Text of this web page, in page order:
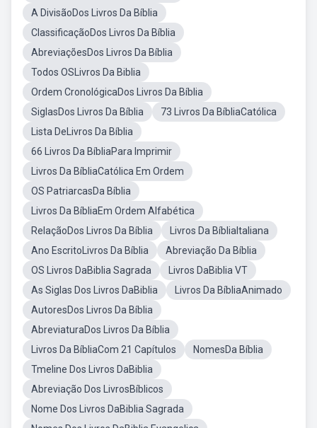
A DivisãoDos Livros Da Bíblia
ClassificaçãoDos Livros Da Bíblia
AbreviaçõesDos Livros Da Bíblia
Todos OSLivros Da Biblia
Ordem CronológicaDos Livros Da Bíblia
SiglasDos Livros Da Bíblia
73 Livros Da BíbliaCatólica
Lista DeLivros Da Bíblia
66 Livros Da BíbliaPara Imprimir
Livros Da BíbliaCatólica Em Ordem
OS PatriarcasDa Bíblia
Livros Da BíbliaEm Ordem Alfabética
RelaçãoDos Livros Da Bíblia
Livros Da BíbliaItaliana
Ano EscritoLivros Da Bíblia
Abreviação Da Bíblia
OS Livros DaBiblia Sagrada
Livros DaBiblia VT
As Siglas Dos Livros DaBiblia
Livros Da BíbliaAnimado
AutoresDos Livros Da Bíblia
AbreviaturaDos Livros Da Bíblia
Livros Da BíbliaCom 21 Capítulos
NomesDa Bíblia
Tmeline Dos Livros DaBiblia
Abreviação Dos LivrosBíblicos
Nome Dos Livros DaBiblia Sagrada